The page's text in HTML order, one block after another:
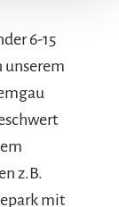
6-15
unserem
z.B.
mit